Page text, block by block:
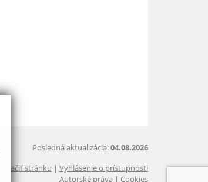
Posledná aktualizácia:04.08.2026
Vytlačiť stránku | Vyhlásenie o prístupnosti
Autorské práva | Cookies